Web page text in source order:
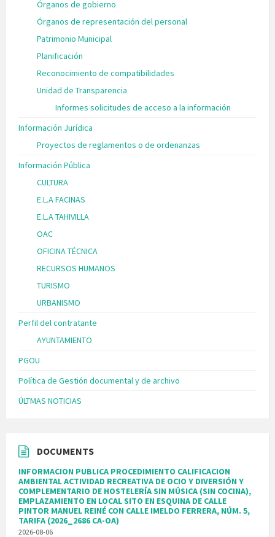
Órganos de gobierno
Órganos de representación del personal
Patrimonio Municipal
Planificación
Reconocimiento de compatibilidades
Unidad de Transparencia
Informes solicitudes de acceso a la información
Información Jurídica
Proyectos de reglamentos o de ordenanzas
Información Pública
CULTURA
E.L.A FACINAS
E.L.A TAHIVILLA
OAC
OFICINA TÉCNICA
RECURSOS HUMANOS
TURISMO
URBANISMO
Perfil del contratante
AYUNTAMIENTO
PGOU
Política de Gestión documental y de archivo
ÚLTMAS NOTICIAS
DOCUMENTS
INFORMACION PUBLICA PROCEDIMIENTO CALIFICACION
AMBIENTAL ACTIVIDAD RECREATIVA DE OCIO Y DIVERSIÓN Y
COMPLEMENTARIO DE HOSTELERÍA SIN MÚSICA (SIN COCINA),
EMPLAZAMIENTO EN LOCAL SITO EN ESQUINA DE CALLE
PINTOR MANUEL REINÉ CON CALLE IMELDO FERRERA, NÚM. 5,
TARIFA (2026_2686 CA-OA)
2026-08-06